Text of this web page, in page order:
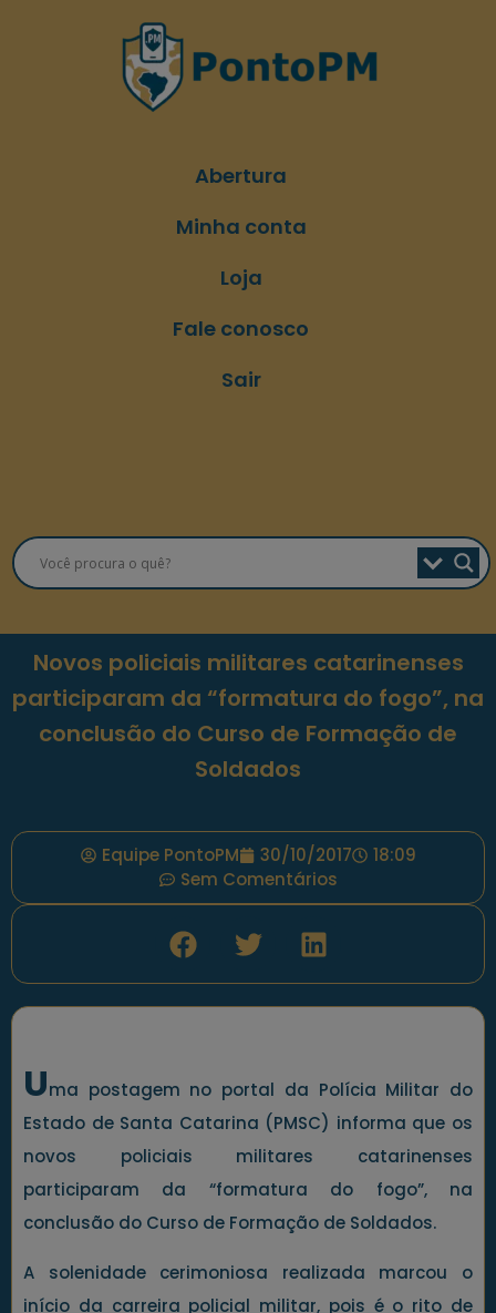
Abertura
Minha conta
Loja
Fale conosco
Sair
Novos policiais militares catarinenses
participaram da “formatura do fogo”, na
conclusão do Curso de Formação de
Soldados
Equipe PontoPM 30/10/2017
18:09
Sem Comentários
Uma postagem no portal da Polícia Militar do
Estado de Santa Catarina (PMSC) informa que os
novos policiais militares catarinenses
participaram da “formatura do fogo”, na
conclusão do Curso de Formação de Soldados.
A solenidade cerimoniosa realizada marcou o
início da carreira policial militar, pois é o rito de